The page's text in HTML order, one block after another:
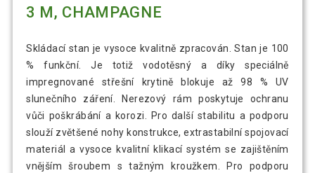
3 M, CHAMPAGNE
Skládací stan je vysoce kvalitně zpracován. Stan je 100
% funkční. Je totiž vodotěsný a díky speciálně
impregnované střešní krytině blokuje až 98 % UV
slunečního záření. Nerezový rám poskytuje ochranu
vůči poškrábání a korozi. Pro další stabilitu a podporu
slouží zvětšené nohy konstrukce, extrastabilní spojovací
materiál a vysoce kvalitní klikací systém se zajištěním
vnějším šroubem s tažným kroužkem. Pro podporu